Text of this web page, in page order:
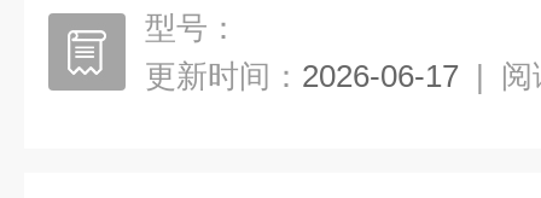
型号：
更新时间： 2026-06-17 | 阅